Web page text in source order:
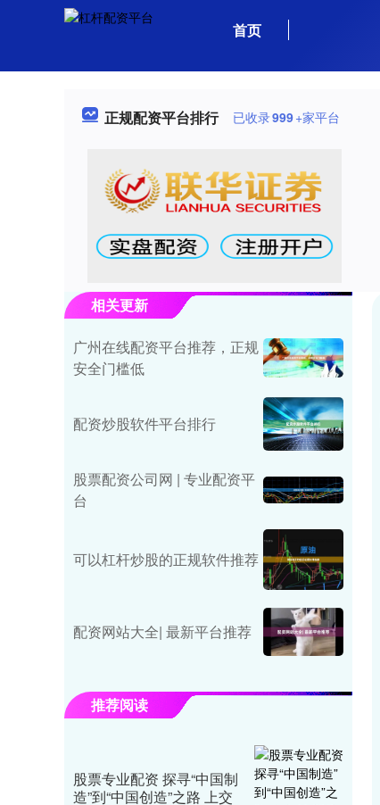
首页
正规配资平台排行 已收录999+家平台
相关更新
广州在线配资平台推荐，正规
安全门槛低
配资炒股软件平台排行
股票配资公司网 | 专业配资平
台
可以杠杆炒股的正规软件推荐
配资网站大全| 最新平台推荐
推荐阅读
股票专业配资 探寻“中国制
造”到“中国创造”之路 上交